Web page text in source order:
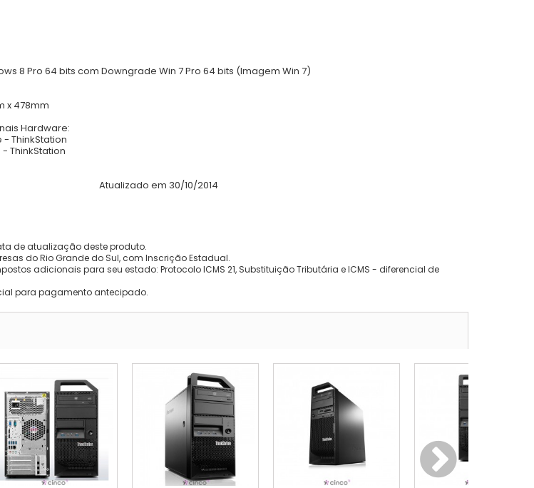
8 Pro 64 bits com Downgrade Win 7 Pro 64 bits (Imagem Win 7)
x 478mm
Hardware:
- ThinkStation
- ThinkStation
Atualizado em 30/10/2014
de atualização deste produto.
do Rio Grande do Sul, com Inscrição Estadual.
adicionais para seu estado: Protocolo ICMS 21, Substituição Tributária e ICMS - diferencial de
para pagamento antecipado.